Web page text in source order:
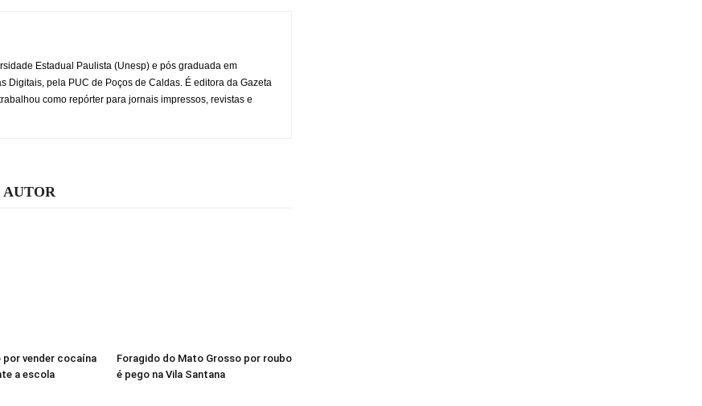
Estadual Paulista (Unesp) e pós graduada em
Digitais, pela PUC de Poços de Caldas. É editora da Gazeta
como repórter para jornais impressos, revistas e
por vender cocaína
a escola
Foragido do Mato Grosso por roubo
é pego na Vila Santana